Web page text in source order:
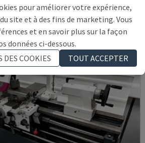
pour améliorer votre expérience,
site et à des fins de marketing. Vous
et en savoir plus sur la façon
données ci-dessous.
DES COOKIES
TOUT ACCEPTER